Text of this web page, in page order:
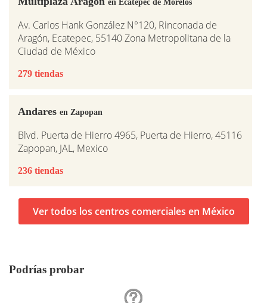
Av. Carlos Hank González N°120, Rinconada de
Aragón, Ecatepec, 55140 Zona Metropolitana de la
Ciudad de México
279 tiendas
Andares en Zapopan
Blvd. Puerta de Hierro 4965, Puerta de Hierro, 45116
Zapopan, JAL, Mexico
236 tiendas
Ver todos los centros comerciales en México
Podrías probar